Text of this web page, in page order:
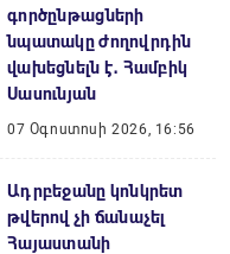
գործընթացների
նպատակը ժողովրդին
վախեցնելն է․ Համբիկ
Սասունյան
07 Օգոստոսի 2026, 16:56
Ադրբեջանը կոնկրետ
թվերով չի ճանաչել
Հայաստանի